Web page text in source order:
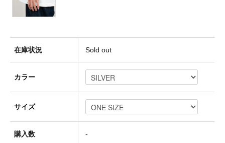
在庫状況 Sold out
カラー
サイズ
購入数 -
Socks(靴下)
Underwear(下着)
Other(その他)
Sale